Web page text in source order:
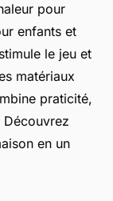
pour
enfants et
le jeu et
matériaux
praticité,
en un